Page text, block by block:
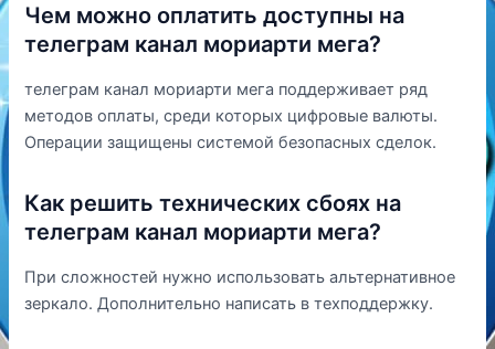
Чем можно оплатить доступны на
телеграм канал мориарти мега?
телеграм канал мориарти мега поддерживает ряд
методов оплаты, среди которых цифровые валюты.
Операции защищены системой безопасных сделок.
Как решить технических сбоях на
телеграм канал мориарти мега?
При сложностей нужно использовать альтернативное
зеркало. Дополнительно написать в техподдержку.